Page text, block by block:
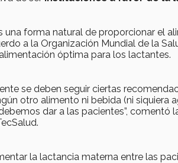
una forma natural de proporcionar el
a la Organización Mundial de la
óptima para los lactantes.
se deben seguir ciertas
otro alimento ni bebida (ni siquiera
dar a las pacientes”, comentó
la lactancia materna entre las